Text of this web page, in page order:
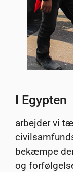
I Egypten
arbejder vi
bekæmpe
og